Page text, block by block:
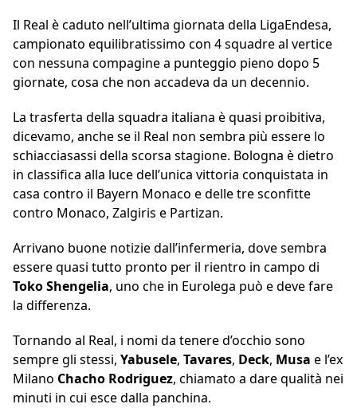
Il Real è caduto nell’ultima giornata della LigaEndesa,
campionato equilibratissimo con 4 squadre al vertice
con nessuna compagine a punteggio pieno dopo 5
giornate, cosa che non accadeva da un decennio.
La trasferta della squadra italiana è quasi proibitiva,
dicevamo, anche se il Real non sembra più essere lo
schiacciasassi della scorsa stagione. Bologna è dietro
in classifica alla luce dell’unica vittoria conquistata in
casa contro il Bayern Monaco e delle tre sconfitte
contro Monaco, Zalgiris e Partizan.
Arrivano buone notizie dall’infermeria, dove sembra
essere quasi tutto pronto per il rientro in campo di
TokoShengelia, uno che in Eurolega può e deve fare
la differenza.
Tornando al Real, i nomi da tenere d’occhio sono
sempre gli stessi, Yabusele, Tavares, Deck, Musa e l’ex
Milano Chacho Rodriguez, chiamato a dare qualità nei
minuti in cui esce dalla panchina.